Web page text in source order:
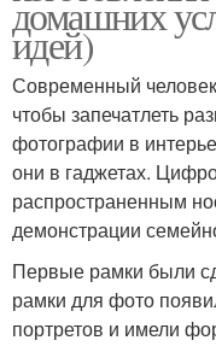
домашних
идей)
Современный
чтобы запечатлеть
фотографии в
они в гаджетах.
распространенным
демонстрации
Первые рамки были
рамки для фото
портретов и имели